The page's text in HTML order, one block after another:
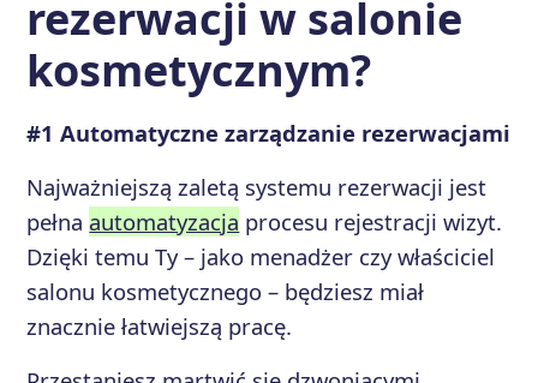
rezerwacji w salonie
kosmetycznym?
#1 Automatyczne zarządzanie rezerwacjami
Najważniejszą zaletą systemu rezerwacji jest
pełna automatyzacja procesu rejestracji wizyt.
Dzięki temu Ty – jako menadżer czy właściciel
salonu kosmetycznego – będziesz miał
znacznie łatwiejszą pracę.